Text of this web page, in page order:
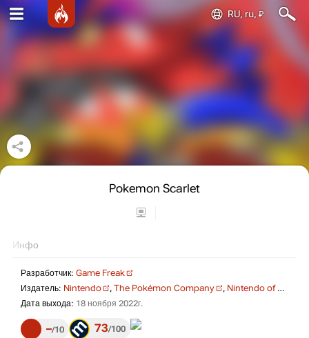
RU, ru, ₽
Pokemon Scarlet
Инфо
Разработчик: Game Freak
Издатель: Nintendo , The Pokémon Company , Nintendo of America
Дата выхода: 18 ноября 2022г.
– 10 73 100